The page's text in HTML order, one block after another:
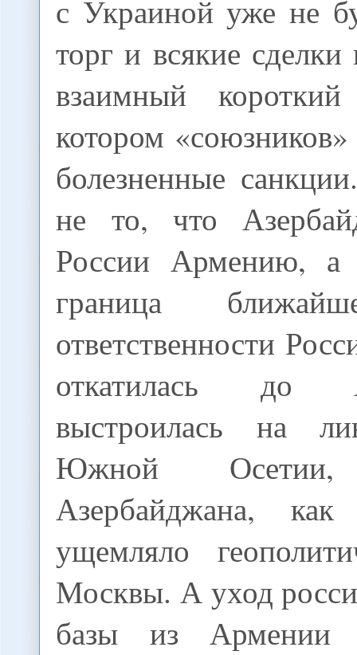
с Украиной уже не
торг и всякие сделки
взаимный
котором
болезненные
не то, что
России Армению,
граница
ответственности
откатилась до
выстроилась на
Южной
Азербайджана,
ущемляло
Москвы. А уход
базы из